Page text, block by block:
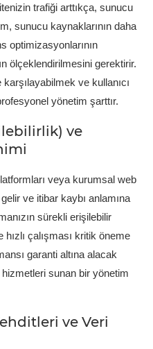
trafiği arttıkça, sunucu
sunucu kaynaklarının daha
optimizasyonlarının
ölçeklendirilmesini gerektirir.
ve kullanıcı
yönetim şarttır.
ve
veya kurumsal web
ve itibar kaybı anlamına
sürekli erişilebilir
çalışması kritik öneme
garanti altına alacak
sunan bir yönetim
ve Veri